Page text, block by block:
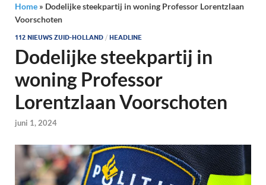
Home » Dodelijke steekpartij in woning Professor Lorentzlaan
Voorschoten
112 NIEUWS ZUID-HOLLAND / HEADLINE
Dodelijke steekpartij in
woning Professor
Lorentzlaan Voorschoten
juni 1, 2024